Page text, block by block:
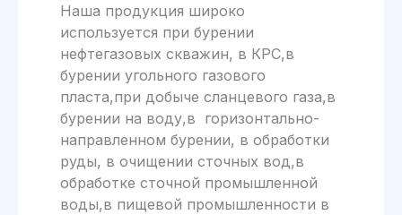
Наша продукция широко
используется при бурении
нефтегазовых скважин, в КРС,в
бурении угольного газового
пласта,при добыче сланцевого газа,в
бурении на воду,в горизонтально-
направленном бурении, в обработки
руды, в очищении сточных вод,в
обработке сточной промышленной
воды,в пищевой промышленности в